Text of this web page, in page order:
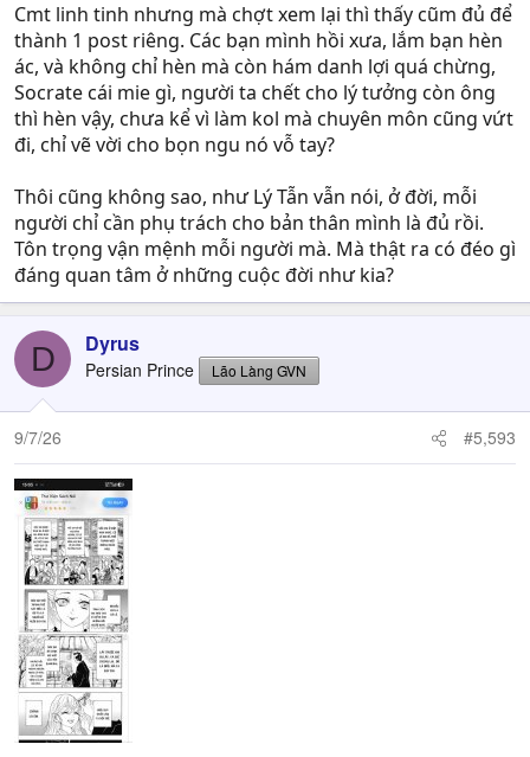
Cmt linh tinh nhưng mà chợt xem lại thì thấy cũm đủ để
thành 1 post riêng. Các bạn mình hồi xưa, lắm bạn hèn
ác, và không chỉ hèn mà còn hám danh lợi quá chừng,
Socrate cái mie gì, người ta chết cho lý tưởng còn ông
thì hèn vậy, chưa kể vì làm kol mà chuyên môn cũng vứt
đi, chỉ vẽ vời cho bọn ngu nó vỗ tay?
Thôi cũng không sao, như Lý Tẫn vẫn nói, ở đời, mỗi
người chỉ cần phụ trách cho bản thân mình là đủ rồi.
Tôn trọng vận mệnh mỗi người mà. Mà thật ra có đéo gì
đáng quan tâm ở những cuộc đời như kia?
D Dyrus
Persian Prince Lão Làng GVN
9/7/26 #5,593